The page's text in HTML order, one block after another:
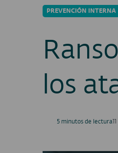
PREVENCIÓN INTERNA
los
5 minutos de lectura